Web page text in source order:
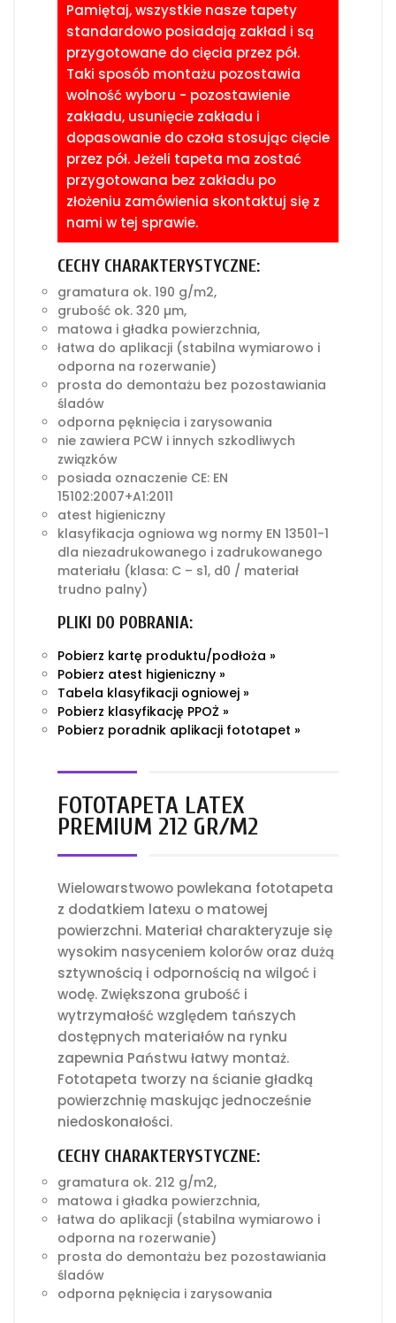
Pamiętaj, wszystkie nasze tapety
standardowo posiadają zakład i są
przygotowane do cięcia przez pół.
Taki sposób montażu pozostawia
wolność wyboru - pozostawienie
zakładu, usunięcie zakładu i
dopasowanie do czoła stosując cięcie
przez pół. Jeżeli tapeta ma zostać
przygotowana bez zakładu po
złożeniu zamówienia skontaktuj się z
nami w tej sprawie.
CECHY CHARAKTERYSTYCZNE:
gramatura ok. 190 g/m2,
grubość ok. 320 µm,
matowa i gładka powierzchnia,
łatwa do aplikacji (stabilna wymiarowo i
odporna na rozerwanie)
prosta do demontażu bez pozostawiania
śladów
odporna pęknięcia i zarysowania
nie zawiera PCW i innych szkodliwych
związków
posiada oznaczenie CE: EN
15102:2007+A1:2011
atest higieniczny
klasyfikacja ogniowa wg normy EN 13501-1
dla niezadrukowanego i zadrukowanego
materiału (klasa: C – s1, d0 / materiał
trudno palny)
PLIKI DO POBRANIA:
Pobierz kartę produktu/podłoża »
Pobierz atest higieniczny »
Tabela klasyfikacji ogniowej »
Pobierz klasyfikację PPOŻ »
Pobierz poradnik aplikacji fototapet »
FOTOTAPETA LATEX
PREMIUM 212 GR/M2
Wielowarstwowo powlekana fototapeta
z dodatkiem latexu o matowej
powierzchni. Materiał charakteryzuje się
wysokim nasyceniem kolorów oraz dużą
sztywnością i odpornością na wilgoć i
wodę. Zwiększona grubość i
wytrzymałość względem tańszych
dostępnych materiałów na rynku
zapewnia Państwu łatwy montaż.
Fototapeta tworzy na ścianie gładką
powierzchnię maskując jednocześnie
niedoskonałości.
CECHY CHARAKTERYSTYCZNE:
gramatura ok. 212 g/m2,
matowa i gładka powierzchnia,
łatwa do aplikacji (stabilna wymiarowo i
odporna na rozerwanie)
prosta do demontażu bez pozostawiania
śladów
odporna pęknięcia i zarysowania